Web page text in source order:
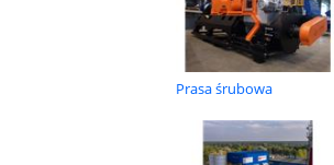
Prasa śrubowa